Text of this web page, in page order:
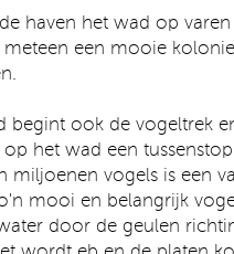
haven het wad op
meteen een mooie
begint ook de vogeltrek
op het wad een
miljoenen vogels is een
mooi en belangrijk
door de geulen